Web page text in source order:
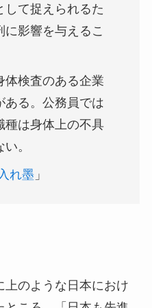
して捉えられるた
影響を与えるこ
体検査のある企業
ある。公務員では
種は身体上の不具
。
入れ墨」
のような日本におけ